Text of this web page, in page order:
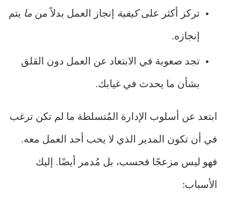
تركز أكثر على كيفية إنجاز العمل بدلاً من ما يتم
إنجازه.
تجد صعوبة في الابتعاد عن العمل دون القلق
بشأن ما يحدث في غيابك.
ابتعد عن أسلوب الإدارة المُتسلطة ما لم تكن ترغب
في أن تكون المدير الذي لا يحب أحد العمل معه.
فهو ليس مزعجًا فحسب، بل مُدمر أيضًا. إليك
الأسباب: